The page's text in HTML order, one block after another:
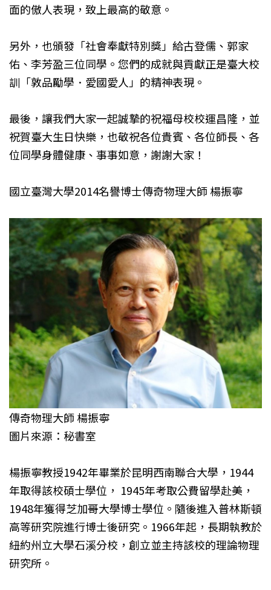
面的傲人表現，致上最高的敬意。
另外，也頒發「社會奉獻特別獎」給古登儒、郭家
佑、李芳盈三位同學。您們的成就與貢獻正是臺大校
訓「敦品勵學．愛國愛人」的精神表現。
最後，讓我們大家一起誠摯的祝福母校校運昌隆，並
祝賀臺大生日快樂，也敬祝各位貴賓、各位師長、各
位同學身體健康、事事如意，謝謝大家！
國立臺灣大學2014名譽博士傳奇物理大師 楊振寧
傳奇物理大師 楊振寧
圖片來源：秘書室
楊振寧教授1942年畢業於昆明西南聯合大學，1944
年取得該校碩士學位， 1945年考取公費留學赴美，
1948年獲得芝加哥大學博士學位。隨後進入普林斯頓
高等研究院進行博士後研究。1966年起，長期執教於
紐約州立大學石溪分校，創立並主持該校的理論物理
研究所。